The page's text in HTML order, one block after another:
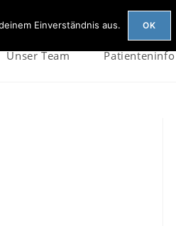
Unser Team Patienteninfo
Einverständnis aus. OK